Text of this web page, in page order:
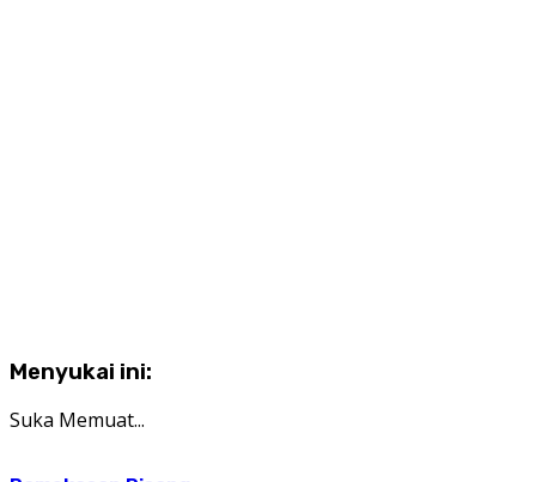
Menyukai ini:
Suka Memuat...